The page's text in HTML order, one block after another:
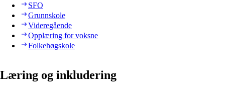
SFO
Grunnskole
Videregående
Opplæring for voksne
Folkehøgskole
Læring og inkludering